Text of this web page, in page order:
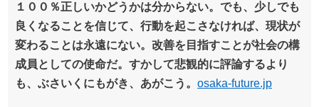
１００％正しいかどうかは分からない。でも、少しでも
良くなることを信じて、行動を起こさなければ、現状が
変わることは永遠にない。改善を目指すことが社会の構
成員としての使命だ。すかして悲観的に評論するより
も、ぶさいくにもがき、あがこう。 osaka-future.jp